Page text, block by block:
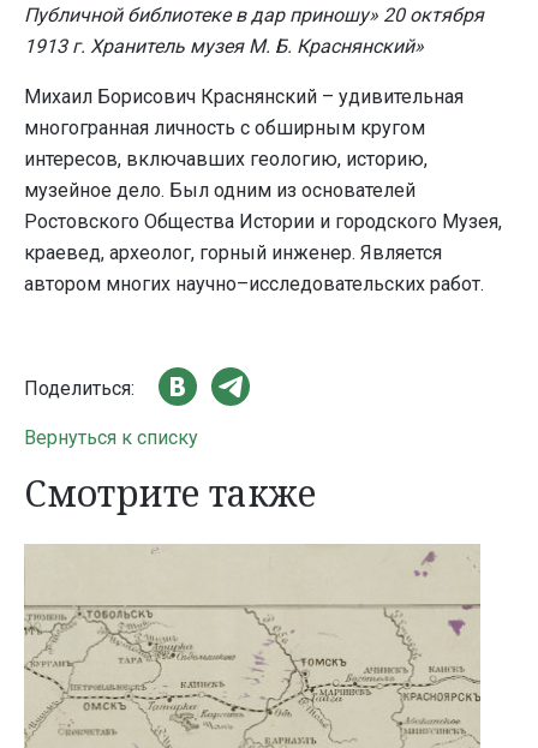
Публичной библиотеке в дар приношу» 20 октября
1913 г. Хранитель музея М. Б. Краснянский»
Михаил Борисович Краснянский – удивительная
многогранная личность с обширным кругом
интересов, включавших геологию, историю,
музейное дело. Был одним из основателей
Ростовского Общества Истории и городского Музея,
краевед, археолог, горный инженер. Является
автором многих научно–исследовательских работ.
Поделиться:
Вернуться к списку
Смотрите также